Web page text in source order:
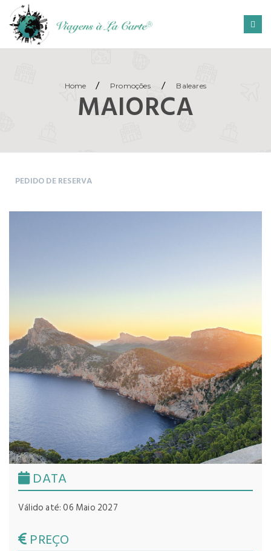
Home / Promoções / Baleares
MAIORCA
PEDIDO DE RESERVA
DATA
Válido até: 06 Maio 2027
PREÇO